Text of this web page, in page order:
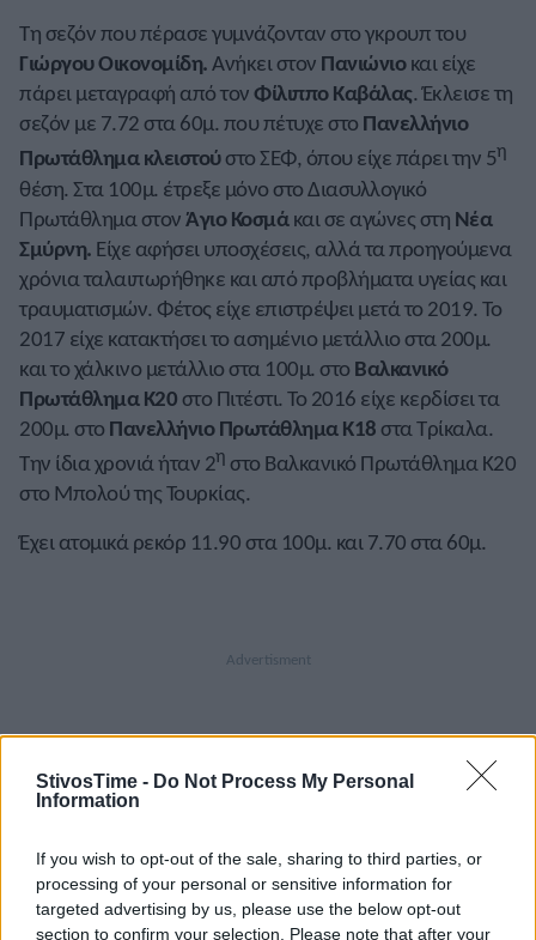
StivosTime - Do Not Process My Personal
Information
If you wish to opt-out of the sale, sharing to third parties, or
processing of your personal or sensitive information for
targeted advertising by us, please use the below opt-out
section to confirm your selection. Please note that after your
A+ A- A±
Τη σεζόν που πέρασε γυμνάζονταν στο γκρουπ του
Γιώργου Οικονομίδη.Ανήκει στον Πανιώνιο και είχε
πάρει μεταγραφή από τονΦίλιππο Καβάλας. Έκλεισε τη
σεζόν με 7.72 στα 60μ. που πέτυχε στο Πανελλήνιο
Πρωτάθλημα κλειστούστο ΣΕΦ, όπου είχε πάρει την 5η
θέση. Στα 100μ. έτρεξε μόνο στο Διασυλλογικό
Πρωτάθλημα στονΆγιο Κοσμάκαι σε αγώνες στη Νέα
Σμύρνη. Είχε αφήσει υποσχέσεις, αλλά τα προηγούμενα
χρόνια ταλαιπωρήθηκε και από προβλήματα υγείας και
τραυματισμών. Φέτος είχε επιστρέψει μετά το 2019. Το
2017 είχε κατακτήσει το ασημένιο μετάλλιο στα 200μ.
και το χάλκινο μετάλλιο στα 100μ. στο Βαλκανικό
Πρωτάθλημα Κ20 στο Πιτέστι. Το 2016 είχε κερδίσει τα
200μ. στο Πανελλήνιο Πρωτάθλημα Κ18 στα Τρίκαλα.
Την ίδια χρονιά ήταν 2η στο Βαλκανικό Πρωτάθλημα Κ20
στο Μπολού της Τουρκίας.
Έχει ατομικά ρεκόρ 11.90 στα 100μ. και 7.70 στα 60μ.